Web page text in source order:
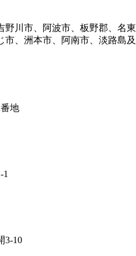
野川市、阿波市、板野郡、名東
、洲本市、阿南市、淡路島及
地
3-10